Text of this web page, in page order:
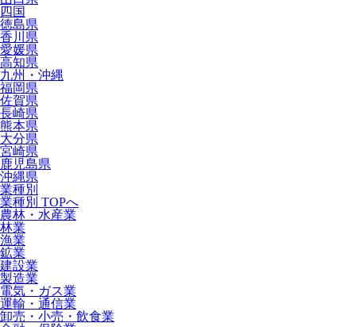
四国
徳島県
香川県
愛媛県
高知県
九州・沖縄
福岡県
佐賀県
長崎県
熊本県
大分県
宮崎県
鹿児島県
沖縄県
業種別
業種別 TOPへ
農林・水産業
林業
漁業
鉱業
建設業
製造業
電気・ガス業
運輸・通信業
卸売・小売・飲食業